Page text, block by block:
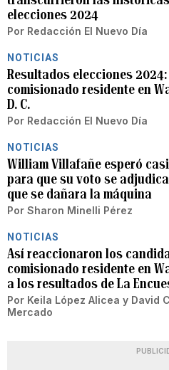
elecciones 2024
Por Redacción El Nuevo Día
NOTICIAS
Resultados elecciones
comisionado residente en
D. C.
Por Redacción El Nuevo Día
NOTICIAS
William Villafañe esperó
para que su voto se
que se dañara la máquina
Por Sharon Minelli Pérez
NOTICIAS
Así reaccionaron los
comisionado residente en
a los resultados de La
Por Keila López Alicea y David
Mercado